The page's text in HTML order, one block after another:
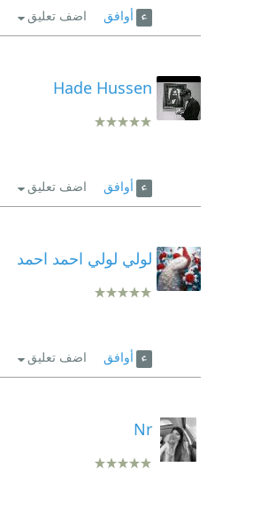
أوافق اضف تعليق
Hade Hussen
أوافق اضف تعليق
لولي لولي احمد احمد
أوافق اضف تعليق
Nr